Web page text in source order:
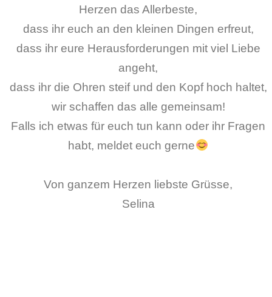
Herzen das Allerbeste,
dass ihr euch an den kleinen Dingen erfreut,
dass ihr eure Herausforderungen mit viel Liebe
angeht,
dass ihr die Ohren steif und den Kopf hoch haltet,
wir schaffen das alle gemeinsam!
Falls ich etwas für euch tun kann oder ihr Fragen
habt, meldet euch gerne
Von ganzem Herzen liebste Grüsse,
Selina